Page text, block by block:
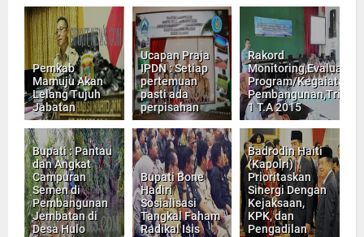
Pemkab
Mamuju Akan
Lelang Tujuh
Jabatan
Ucapan Praja
IPDN : Setiap
pertemuan
pasti ada
perpisahan
Rakord
Monitoring,Evaluasi
Program/Kegaiatan
Pembangunan,Triulan
1 T.A 2015
Bupati : Pantau
dan Angkat
Campuran
Semen di
Pembangunan
Jembatan di
Desa Hulo
Bupati Bone
Hadiri
Sosialisasi
Tangkal Faham
Radikal Isis
Badrodin Haiti
(Kapolri)
Prioritaskan
Sinergi Dengan
Kejaksaan,
KPK, dan
Pengadilan